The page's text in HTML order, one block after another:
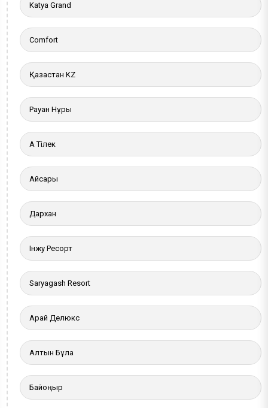
Katya Grand
Comfort
Қазақстан KZ
Рауан Нұры
Ақ Тілек
Айсары
Дархан
Інжу Ресорт
Saryagash Resort
Арай Делюкс
Алтын Бұлақ
Байқоңыр